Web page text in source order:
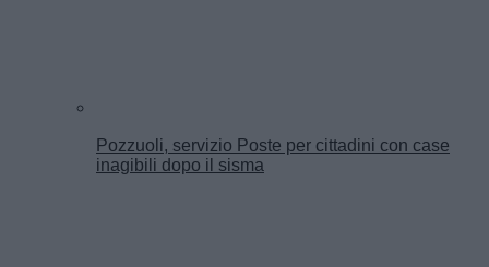
Pozzuoli, servizio Poste per cittadini con case
inagibili dopo il sisma